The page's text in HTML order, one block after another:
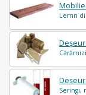
Lemn
Seringi,